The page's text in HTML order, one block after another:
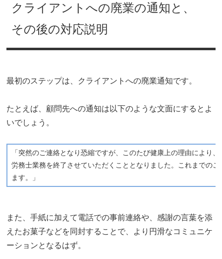
クライアントへの廃業の通知と、
その後の対応説明
最初のステップは、クライアントへの廃業通知です。
たとえば、顧問先への通知は以下のような文面にするとよ
いでしょう。
「突然のご連絡となり恐縮ですが、このたび健康上の理由により
労務士業務を終了させていただくこととなりました。これまでの
ます。」
また、手紙に加えて電話での事前連絡や、感謝の言葉を添
えたお菓子などを同封することで、より円滑なコミュニケ
ーションとなるはず。